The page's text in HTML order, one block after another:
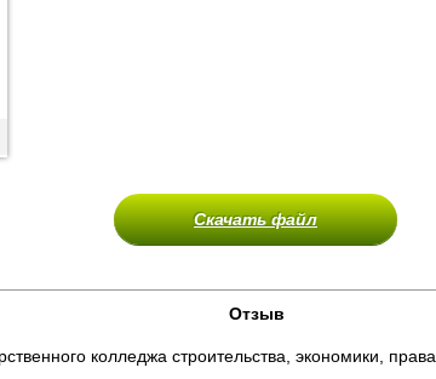
Скачать файл
Отзыв
колледжа строительства, экономики, права.